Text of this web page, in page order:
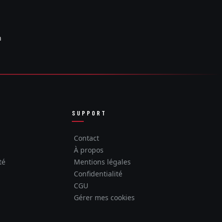
SUPPORT
Contact
À propos
Mentions légales
Confidentialité
CGU
Gérer mes cookies